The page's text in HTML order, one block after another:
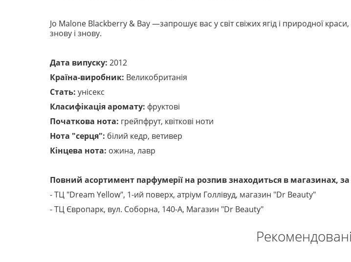
Jo Malone Blackberry & Bay —запрошує вас у світ свіжих ягід і природної
знову і знову.
Дата випуску: 2012
Країна-виробник: Великобританія
Стать: унісекс
Класифікація аромату: фруктові
Початкова нота: грейпфрут, квіткові ноти
Нота "серця": білий кедр, ветивер
Кінцева нота: ожина, лавр
Повний асортимент парфумерії на розпив знаходиться в магазинах,
- ТЦ "Dream Yellow", 1-ий поверх, атріум Голлівуд, магазин "Dr Beauty"
- ТЦ Європарк, вул. Соборна, 140-A, Магазин "Dr Beauty"